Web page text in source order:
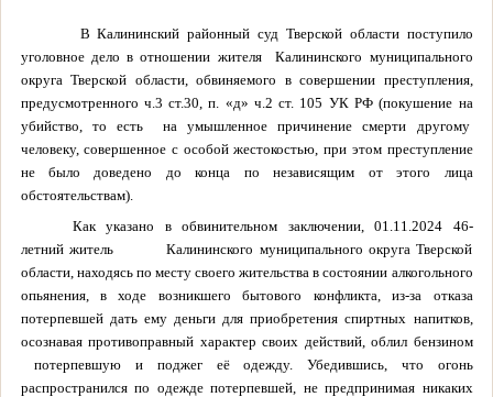
В Калининский районный суд Тверской области поступило
уголовное дело в отношении жителя Калининского муниципального
округа Тверской области, обвиняемого в совершении преступления,
предусмотренного ч.3 ст.30, п. «д» ч.2 ст. 105 УК РФ (покушение на
убийство, то есть на умышленное причинение смерти другому
человеку, совершенное с особой жестокостью, при этом преступление
не было доведено до конца по независящим от этого лица
обстоятельствам).
Как указано в обвинительном заключении, 01.11.2024 46-
летний житель Калининского муниципального округа Тверской
области, находясь по месту своего жительства в состоянии алкогольного
опьянения, в ходе возникшего бытового конфликта, из-за отказа
потерпевшей дать ему деньги для приобретения спиртных напитков,
осознавая противоправный характер своих действий, облил бензином
потерпевшую и поджег её одежду. Убедившись, что огонь
распространился по одежде потерпевшей, не предпринимая никаких